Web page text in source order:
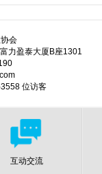
会
力盈泰大厦B座1301
位访客
互动交流